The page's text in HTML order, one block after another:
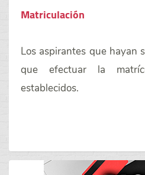
Matriculación
Los aspirantes que hayan
que efectuar la
establecidos.